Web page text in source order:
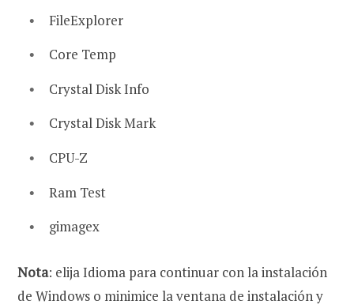
FileExplorer
Core Temp
Crystal Disk Info
Crystal Disk Mark
CPU-Z
Ram Test
gimagex
Nota: elija Idioma para continuar con la instalación
de Windows o minimice la ventana de instalación y